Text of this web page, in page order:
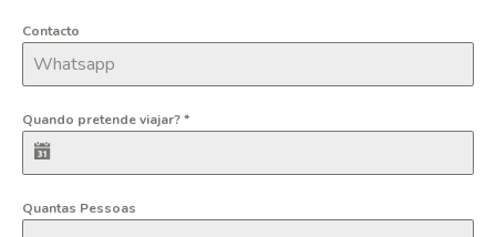
Contacto
Quando pretende viajar?*
Quantas Pessoas